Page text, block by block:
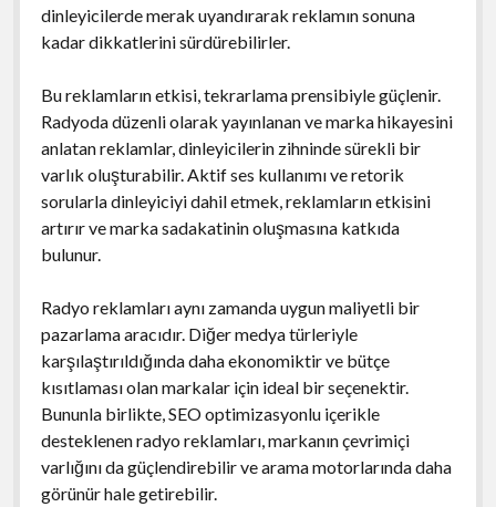
dinleyicilerde merak uyandırarak reklamın sonuna
kadar dikkatlerini sürdürebilirler.
Bu reklamların etkisi, tekrarlama prensibiyle güçlenir.
Radyoda düzenli olarak yayınlanan ve marka hikayesini
anlatan reklamlar, dinleyicilerin zihninde sürekli bir
varlık oluşturabilir. Aktif ses kullanımı ve retorik
sorularla dinleyiciyi dahil etmek, reklamların etkisini
artırır ve marka sadakatinin oluşmasına katkıda
bulunur.
Radyo reklamları aynı zamanda uygun maliyetli bir
pazarlama aracıdır. Diğer medya türleriyle
karşılaştırıldığında daha ekonomiktir ve bütçe
kısıtlaması olan markalar için ideal bir seçenektir.
Bununla birlikte, SEO optimizasyonlu içerikle
desteklenen radyo reklamları, markanın çevrimiçi
varlığını da güçlendirebilir ve arama motorlarında daha
görünür hale getirebilir.